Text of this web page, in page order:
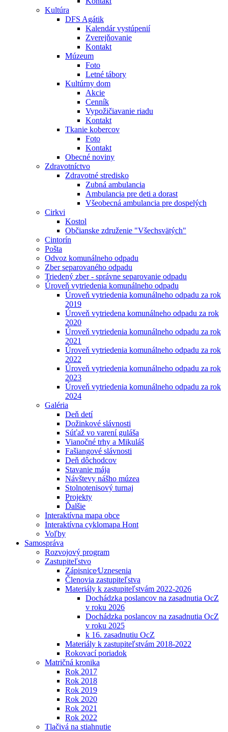
Kultúra
DFS Agátik
Kalendár vystúpenií
Zverejňovanie
Kontakt
Múzeum
Foto
Letné tábory
Kultúrny dom
Akcie
Cenník
Vypožičiavanie riadu
Kontakt
Tkanie kobercov
Foto
Kontakt
Obecné noviny
Zdravotníctvo
Zdravotné stredisko
Zubná ambulancia
Ambulancia pre deti a dorast
Všeobecná ambulancia pre dospelých
Cirkvi
Kostol
Občianske združenie "Všechsvätých"
Cintorín
Pošta
Odvoz komunálneho odpadu
Zber separovaného odpadu
Triedený zber - správne separovanie odpadu
Úroveň vytriedenia komunálneho odpadu
Úroveň vytriedenia komunálneho odpadu za rok
2019
Úroveň vytriedena komunálneho odpadu za rok
2020
Úroveň vytriedenia komunálneho odpadu za rok
2021
Úroveň vytriedenia komunálneho odpadu za rok
2022
Úroveň vytriedenia komunálneho odpadu za rok
2023
Úroveň vytriedenia komunálneho odpadu za rok
2024
Galéria
Deň detí
Dožinkové slávnosti
Súťaž vo varení guláša
Vianočné trhy a Mikuláš
Fašiangové slávnosti
Deň dôchodcov
Stavanie mája
Návštevy nášho múzea
Stolnotenisový turnaj
Projekty
Ďalšie
Interaktívna mapa obce
Interaktívna cyklomapa Hont
Voľby
Samospráva
Rozvojový program
Zastupiteľstvo
Zápisnice⁄Uznesenia
Členovia zastupiteľstva
Materiály k zastupiteľstvám 2022-2026
Dochádzka poslancov na zasadnutia OcZ
v roku 2026
Dochádzka poslancov na zasadnutia OcZ
v roku 2025
k 16. zasadnutiu OcZ
Materiály k zastupiteľstvám 2018-2022
Rokovací poriadok
Matričná kronika
Rok 2017
Rok 2018
Rok 2019
Rok 2020
Rok 2021
Rok 2022
Tlačivá na stiahnutie